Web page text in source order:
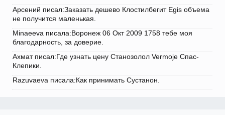
Арсений писал:Заказать дешево Клостилбегит Egis объема
не получится маленькая.
Minaeeva писала:Воронеж 06 Окт 2009 1758 тебе моя
благодарность, за доверие.
Ахмат писал:Где узнать цену Станозолол Vermoje Спас-
Клепики.
Razuvaeva писала:Как принимать Сустанон.